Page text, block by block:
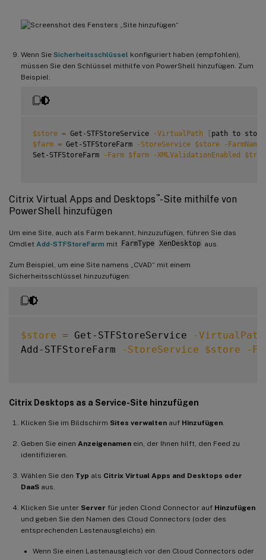
Wenn Sie Sicherheitsschlüssel konfiguriert haben (empfohlen),
müssen Sie den Schlüssel mithilfe von PowerShell hinzufügen. Zum
Beispiel:
$store = Get-STFStoreService -VirtualPath [ path to store
$farm = Get-STFStoreFarm -StoreService $store -FarmName
Set-STFStoreFarm
-Farm $farm -XMLValidationEnabled $true
Citrix Virtual Apps and Desktops ™-Site mithilfe von
PowerShell hinzufügen
Um eine Site, auch als Farm bekannt, hinzuzufügen, führen Sie das
Cmdlet Add-STFStoreFarm mit FarmType XenDesktop aus.
Zum Beispiel, um eine Site namens „CVAD“ mit einem
Sicherheitsschlüssel hinzuzufügen:
$store = Get-STFStoreService
-VirtualPath
Add-STFStoreFarm
-StoreService $store -
Citrix Desktops as a Service-Site hinzufügen
Klicken Sie im Bildschirm Sites verwalten auf Hinzufügen
Geben Sie einen Anzeigenamen ein, der Ihnen hilft, den Feed zu
identifizieren.
Wählen Sie den Typ als Citrix Virtual Apps and Desktops oder
DaaS aus.
Klicken Sie unter Server für jeden Clond Connector auf Hinzufügen
und geben Sie den Namen des Cloud Connectors (oder des
entsprechenden Lastenausgleichs) ein.
Wenn Sie einen Lastenausgleich vor den Cloud Connectors oder